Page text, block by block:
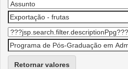
Retornar valores